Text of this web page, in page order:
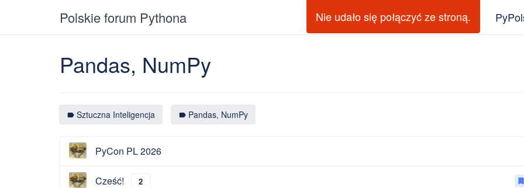
Nie udało się połączyć ze stroną.
Polskie forum Pythona
Pandas, NumPy
label Sztuczna Inteligencja label Pandas, NumPy
PyCon PL 2026
Cześć! 2 bookmark